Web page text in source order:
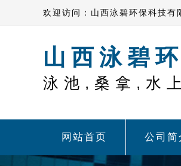
欢迎访问：山西泳碧环保科技有
山西泳碧
泳池,桑拿,水
网站首页 公司简